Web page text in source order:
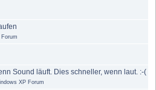
Sound läuft. Dies schneller, wenn laut. :-(
XP Forum